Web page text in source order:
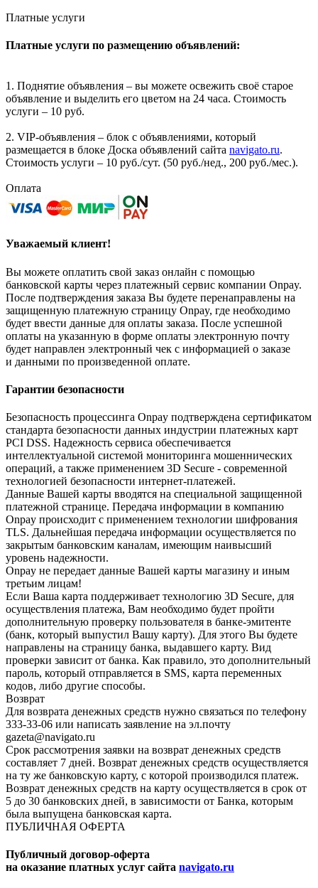
Платные услуги
Платные услуги по размещению объявлений:
1. Поднятие объявления – вы можете освежить своё старое
объявление и выделить его цветом на 24 часа. Стоимость
услуги – 10 руб.
2. VIP-объявления – блок с объявлениями, который
размещается в блоке Доска объявлений сайта navigato.ru.
Стоимость услуги – 10 руб./сут. (50 руб./нед., 200 руб./мес.).
Оплата
Уважаемый клиент!
Вы можете оплатить свой заказ онлайн с помощью
банковской карты через платежный сервис компании Onpay.
После подтверждения заказа Вы будете перенаправлены на
защищенную платежную страницу Onpay, где необходимо
будет ввести данные для оплаты заказа. После успешной
оплаты на указанную в форме оплаты электронную почту
будет направлен электронный чек с информацией о заказе
и данными по произведенной оплате.
Гарантии безопасности
Безопасность процессинга Onpay подтверждена сертификатом
стандарта безопасности данных индустрии платежных карт
PCI DSS. Надежность сервиса обеспечивается
интеллектуальной системой мониторинга мошеннических
операций, а также применением 3D Secure - современной
технологией безопасности интернет-платежей.
Данные Вашей карты вводятся на специальной защищенной
платежной странице. Передача информации в компанию
Onpay происходит с применением технологии шифрования
TLS. Дальнейшая передача информации осуществляется по
закрытым банковским каналам, имеющим наивысший
уровень надежности.
Onpay не передает данные Вашей карты магазину и иным
третьим лицам!
Если Ваша карта поддерживает технологию 3D Secure, для
осуществления платежа, Вам необходимо будет пройти
дополнительную проверку пользователя в банке-эмитенте
(банк, который выпустил Вашу карту). Для этого Вы будете
направлены на страницу банка, выдавшего карту. Вид
проверки зависит от банка. Как правило, это дополнительный
пароль, который отправляется в SMS, карта переменных
кодов, либо другие способы.
Возврат
Для возврата денежных средств нужно связаться по телефону
333-33-06 или написать заявление на эл.почту
gazeta@navigato.ru
Срок рассмотрения заявки на возврат денежных средств
составляет 7 дней. Возврат денежных средств осуществляется
на ту же банковскую карту, с которой производился платеж.
Возврат денежных средств на карту осуществляется в срок от
5 до 30 банковских дней, в зависимости от Банка, которым
была выпущена банковская карта.
ПУБЛИЧНАЯ ОФЕРТА
Публичный договор-оферта
на оказание платных услуг сайта navigato.ru